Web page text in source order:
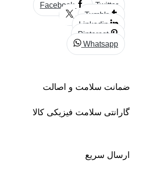
Facebook
Twitter
Tumblr
Linkedin
Pinterest
Whatsapp
ضمانت سلامت و اصالت
گارانتی سلامت فیزیکی کالا
ارسال سریع